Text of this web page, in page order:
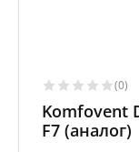
(0)
Komfovent
F7 (аналог)